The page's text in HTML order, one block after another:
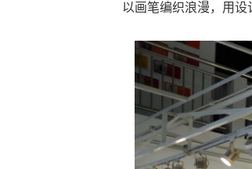
以画笔编织浪漫，用